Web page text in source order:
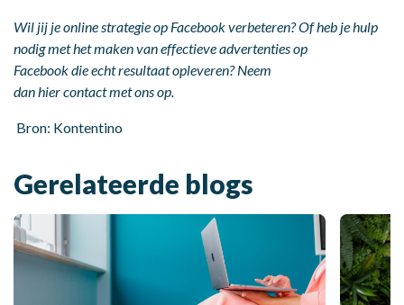
Wil jij je online strategieop Facebook verbeteren? Of heb je hulp
nodig met het maken van effectieve advertentiesop
Facebookdieecht resultaat opleveren? Neem
dan hiercontactmet ons op.
Bron: Kontentino
Gerelateerde blogs